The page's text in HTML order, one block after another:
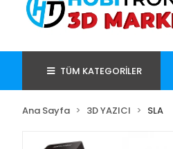
TÜM KATEGORİLER
Ana Sayfa 3D YAZICI SLA